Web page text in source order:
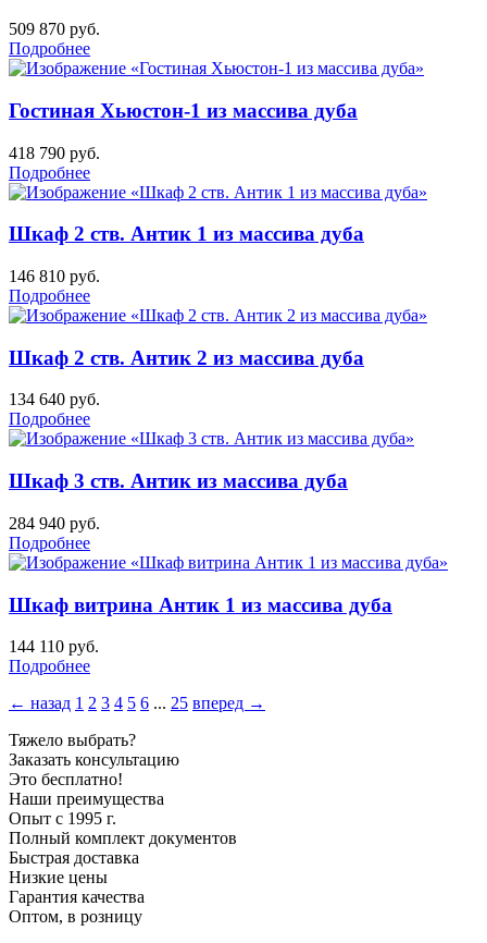
509 870 руб.
Подробнее
Гостиная Хьюстон-1 из массива дуба
418 790 руб.
Подробнее
Шкаф 2 ств. Антик 1 из массива дуба
146 810 руб.
Подробнее
Шкаф 2 ств. Антик 2 из массива дуба
134 640 руб.
Подробнее
Шкаф 3 ств. Антик из массива дуба
284 940 руб.
Подробнее
Шкаф витрина Антик 1 из массива дуба
144 110 руб.
Подробнее
← назад 1 2 3 4 5 6 ... 25 вперед →
Тяжело выбрать?
Заказать консультацию
Это бесплатно!
Наши преимущества
Опыт с 1995 г.
Полный комплект документов
Быстрая доставка
Низкие цены
Гарантия качества
Оптом, в розницу